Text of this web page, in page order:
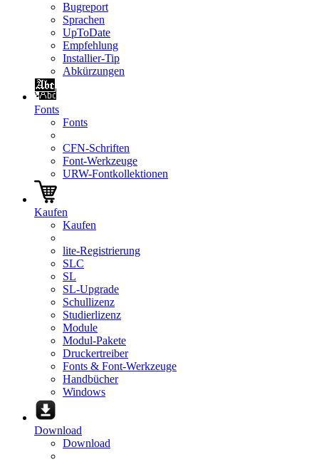
Bugreport
Sprachen
UpToDate
Empfehlung
Installier-Tip
Abkürzungen
Fonts
Fonts
CFN-Schriften
Font-Werkzeuge
URW-Fontkollektionen
Kaufen
Kaufen
lite-Registrierung
SLC
SL
SL-Upgrade
Schullizenz
Studierlizenz
Module
Modul-Pakete
Druckertreiber
Fonts & Font-Werkzeuge
Handbücher
Windows
Download
Download